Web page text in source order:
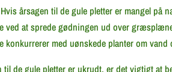
Hvis årsagen til de gule pletter er mangel
ved at sprede gødningen ud over
konkurrerer med uønskede planter om
til de gule pletter er ukrudt, er det vigtigt